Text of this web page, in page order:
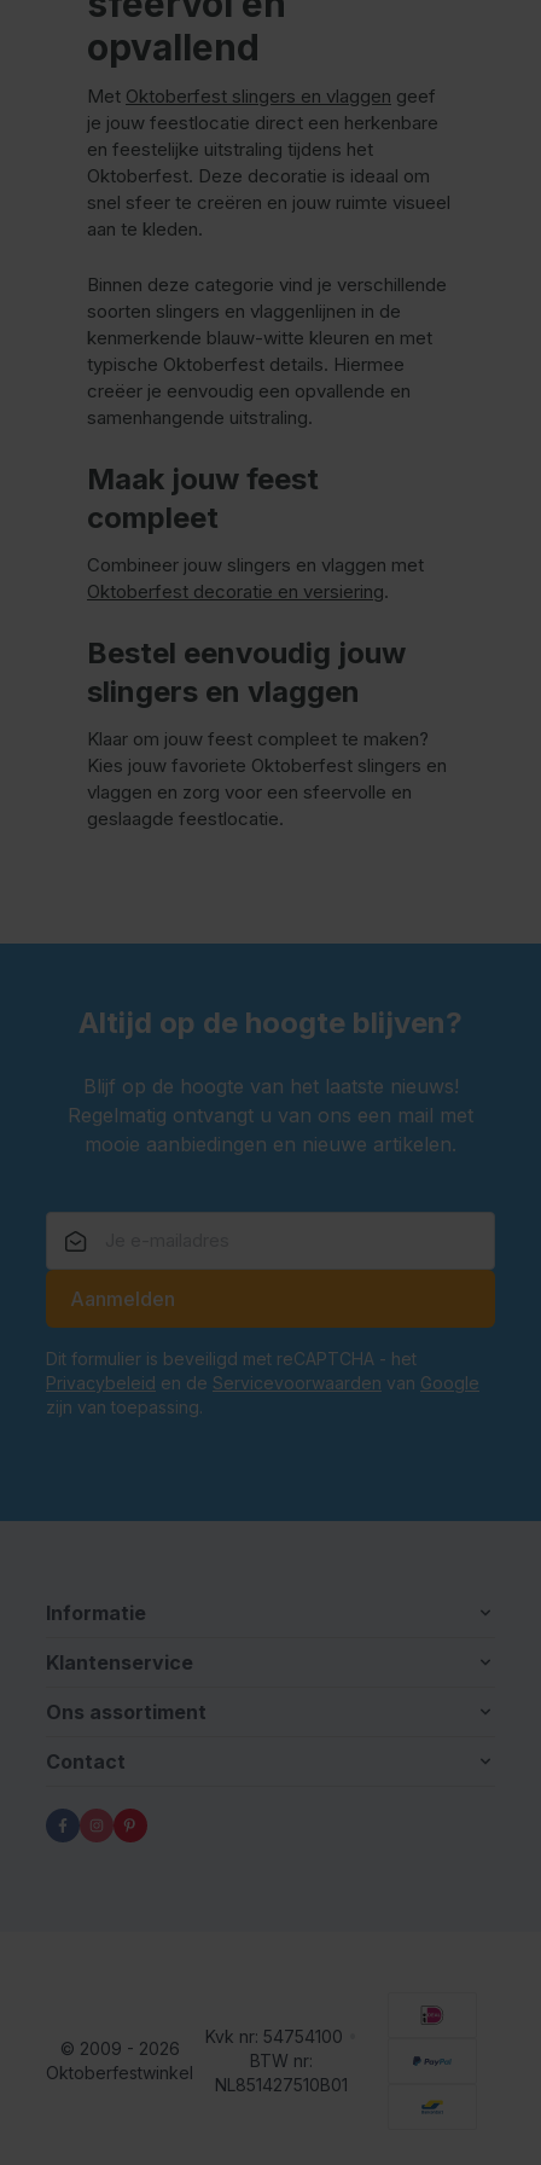
opvallend
Met Oktoberfest slingers en vlaggen geef
je jouw feestlocatie direct een herkenbare
en feestelijke uitstraling tijdens het
Oktoberfest. Deze decoratie is ideaal om
snel sfeer te creëren en jouw ruimte visueel
aan te kleden.
Binnen deze categorie vind je verschillende
soorten slingers en vlaggenlijnen in de
kenmerkende blauw-witte kleuren en met
typische Oktoberfest details. Hiermee
creëer je eenvoudig een opvallende en
samenhangende uitstraling.
Maak jouw feest
compleet
Combineer jouw slingers en vlaggen met
Oktoberfest decoratie en versiering.
Bestel eenvoudig jouw
slingers en vlaggen
Klaar om jouw feest compleet te maken?
Kies jouw favoriete Oktoberfest slingers en
vlaggen en zorg voor een sfeervolle en
geslaagde feestlocatie.
Altijd op de hoogte blijven?
Blijf op de hoogte van het laatste nieuws!
Regelmatig ontvangt u van ons een mail met
mooie aanbiedingen en nieuwe artikelen.
Aanmelden
Dit formulier is beveiligd met reCAPTCHA - het
Privacybeleid en de Servicevoorwaarden van Google
zijn van toepassing.
Informatie
Klantenservice
Ons assortiment
Contact
© 2009 - 2026
Oktoberfestwinkel
Kvk nr: 54754100
BTW nr:
NL851427510B01